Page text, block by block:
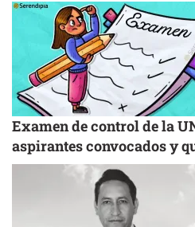
Examen de control de la
aspirantes convocados y